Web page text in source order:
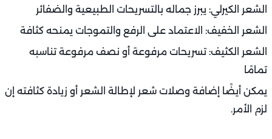
الشعر الكيرلي: يبرز جماله بالتسريحات الطبيعية والضفائر
الشعر الخفيف: الاعتماد على الرفع والتموجات يمنحه كثافة
الشعر الكثيف: تسريحات مرفوعة أو نصف مرفوعة تناسبه
تمامًا
يمكن أيضًا إضافة وصلات شعر لإطالة الشعر أو زيادة كثافته إن
لزم الأمر.